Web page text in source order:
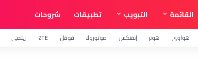
القائمة التبويب تطبيقات شروحات
هواوي هونر إنفنكس موتورولا قوقل ZTE ريلمي